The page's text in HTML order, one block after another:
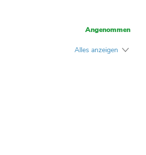
Angenommen
Alles anzeigen